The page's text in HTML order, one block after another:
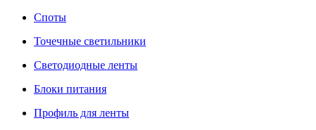
Споты
Точечные светильники
Светодиодные ленты
Блоки питания
Профиль для ленты